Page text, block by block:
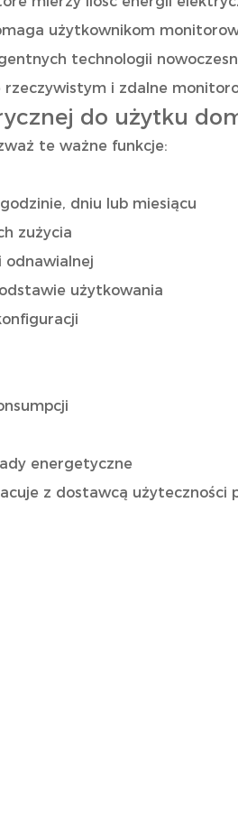
użytkownikom
technologii
i zdalne
do użytku
te ważne funkcje:
dniu lub miesiącu
zużycia
odnawialnej
użytkowania
energetyczne
z dostawcą użyteczności